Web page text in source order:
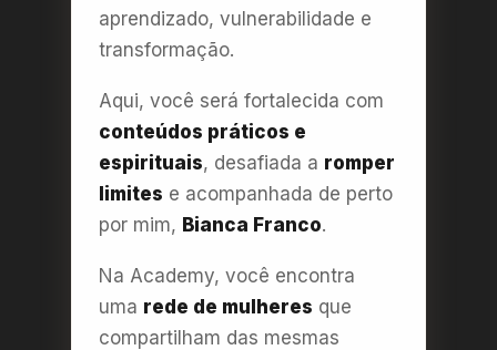
aprendizado, vulnerabilidade e
transformação.
Aqui, você será fortalecida com
conteúdos práticos e
espirituais, desafiada a romper
limites e acompanhada de perto
por mim, Bianca Franco.
Na Academy, você encontra
uma rede de mulheres que
compartilham das mesmas